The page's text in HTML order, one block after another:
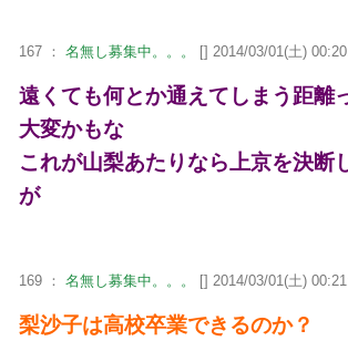
167 ： 名無し募集中。。。 [] 2014/03/01(土)
遠くても何とか通えてしまう距離
大変かもな
これが山梨あたりなら上京を決断
が
169 ： 名無し募集中。。。 [] 2014/03/01(土)
梨沙子は高校卒業できるのか？